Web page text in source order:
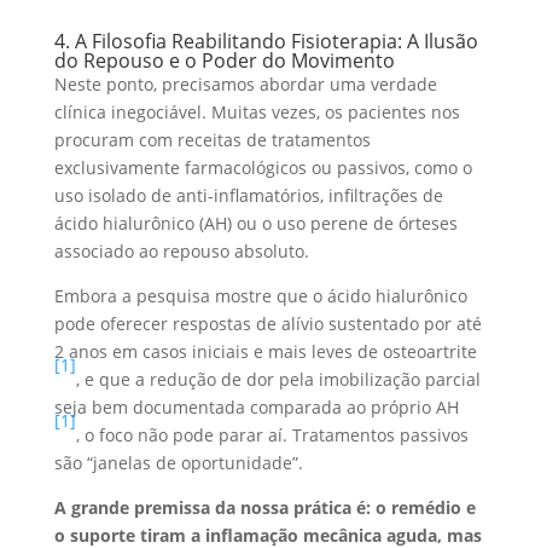
4. A Filosofia Reabilitando Fisioterapia: A Ilusão
do Repouso e o Poder do Movimento
Neste ponto, precisamos abordar uma verdade
clínica inegociável. Muitas vezes, os pacientes nos
procuram com receitas de tratamentos
exclusivamente farmacológicos ou passivos, como o
uso isolado de anti-inflamatórios, infiltrações de
ácido hialurônico (AH) ou o uso perene de órteses
associado ao repouso absoluto.
Embora a pesquisa mostre que o ácido hialurônico
pode oferecer respostas de alívio sustentado por até
2 anos em casos iniciais e mais leves de osteoartrite
[1]
, e que a redução de dor pela imobilização parcial
seja bem documentada comparada ao próprio AH
[1]
, o foco não pode parar aí. Tratamentos passivos
são “janelas de oportunidade”.
A grande premissa da nossa prática é: o remédio e
o suporte tiram a inflamação mecânica aguda, mas